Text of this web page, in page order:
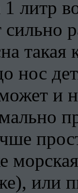
1 литр
такая
нос
и
или